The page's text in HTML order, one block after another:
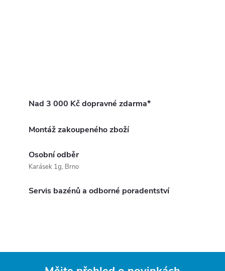
Nad 3 000 Kč dopravné zdarma*
Montáž zakoupeného zboží
Osobní odběr
Karásek 1g, Brno
Servis bazénů a odborné poradentství